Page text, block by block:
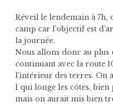
Réveil le lendemain à 7h,
camp car l’objectif est
lajournée.
Nous allons donc au
continuant avec la route
l’intérieur des terres. On
1 qui longe les côtes,
mais on aurait mis bien